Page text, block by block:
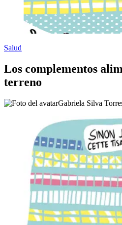
Salud
Los complementos
terreno
Gabriela Silva